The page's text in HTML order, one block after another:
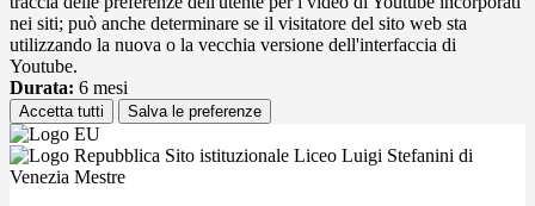
nei siti; può anche determinare se il visitatore del sito web sta
utilizzando la nuova o la vecchia versione dell'interfaccia di
Youtube.
Durata: 6 mesi
Accetta tutti Salva le preferenze
Sito istituzionale Liceo Luigi Stefanini di
Venezia Mestre